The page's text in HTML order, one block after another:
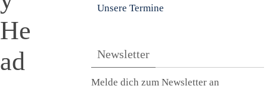
He
ad
Unsere Termine
Newsletter
Melde dich zum Newsletter an